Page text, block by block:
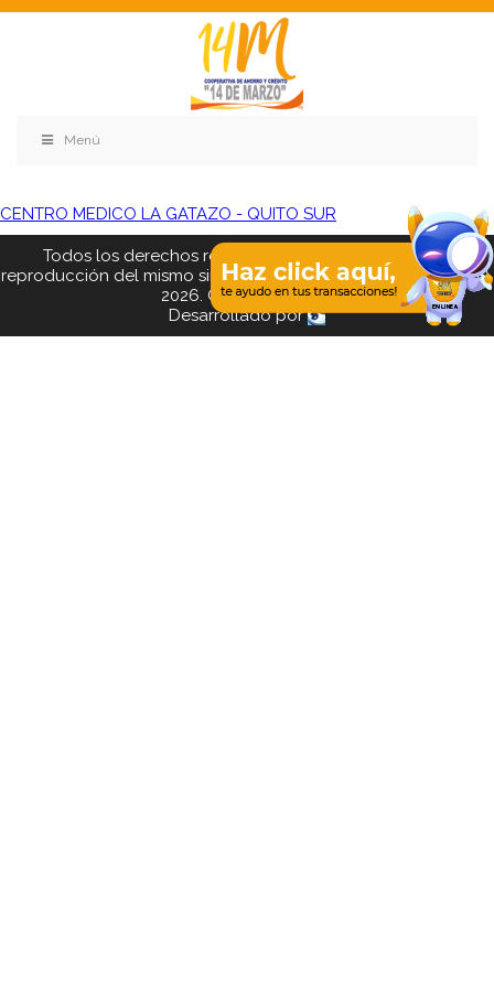
Menú
CENTRO MEDICO LA GATAZO - QUITO SUR
Todos los derechos reservados. Se prohibe el uso o
reproducción del mismo sin autorización. COAC 14 DE MARZO,
2026. Quito - Ecuador
Desarrollado por